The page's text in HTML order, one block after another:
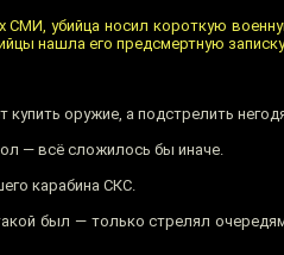
СМИ, убийца носил короткую
нашла его предсмертную
оружие, а подстрелить
— всё сложилось бы иначе.
карабина СКС.
был — только стрелял